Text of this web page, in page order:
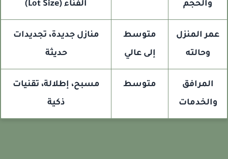
والحجم
الفناء (Lot Size)
عمر المنزل
وحالته
متوسط
إلى عالي
منازل جديدة، تجديدات
حديثة
المرافق
والخدمات
متوسط
مسبح، إطلالة، تقنيات
ذكية